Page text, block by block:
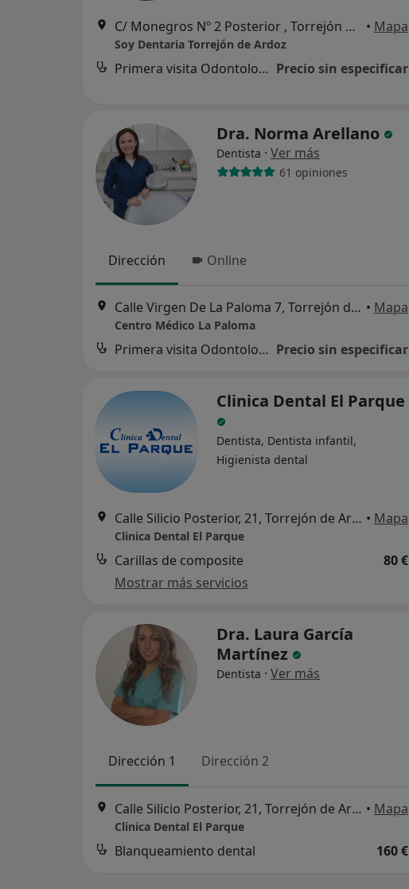
C/ Monegros Nº 2 Posterior , Torrejón de Ardoz • Mapa
Soy Dentaria Torrejón de Ardoz
Primera visita Odontología Precio sin especificar
Dra. Norma Arellano
Dentista · Ver más
61 opiniones
Dirección Online
Calle Virgen De La Paloma 7, Torrejón de Ardoz • Mapa
Centro Médico La Paloma
Primera visita Odontología Precio sin especificar
Clinica Dental El Parque
Dentista, Dentista infantil,
Higienista dental
Calle Silicio Posterior, 21, Torrejón de Ardoz • Mapa
Clinica Dental El Parque
Carillas de composite
80 €
Mostrar más servicios
Dra. Laura García
Martínez
Dentista · Ver más
Dirección 1 Dirección 2
Calle Silicio Posterior, 21, Torrejón de Ardoz • Mapa
Clinica Dental El Parque
Blanqueamiento dental 160 €